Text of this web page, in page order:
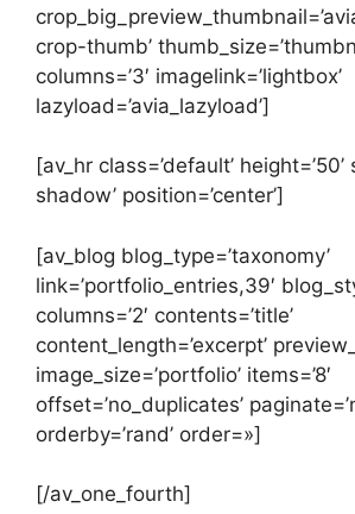
crop-thumb’
columns=’3′ imagelink=’lightbox’
lazyload=’avia_lazyload’]
[av_hr class=’default’
shadow’ position=’center’]
[av_blog blog_type=’taxonomy’
link=’portfolio_entries,39′
columns=’2′ contents=’title’
content_length=’excerpt’
image_size=’portfolio’ items=’8′
offset=’no_duplicates’
orderby=’rand’ order=»]
[/av_one_fourth]